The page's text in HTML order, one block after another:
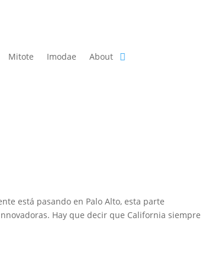
Mitote Imodae About
está pasando en Palo Alto, esta parte
Hay que decir que California siempre